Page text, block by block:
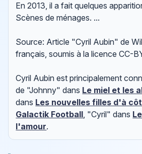
En 2013, il a fait quelques
Scènes de ménages. ...
Source: Article "Cyril Aubin" de
français, soumis à la licence CC-
Cyril Aubin est principalement
de "Johnny" dans Le miel et les
dans Les nouvelles filles d'à
Galactik Football, "Cyril" dans
l'amour.